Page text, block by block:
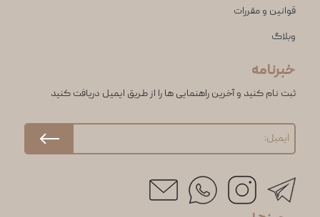
قوانین و مقررات
وبلاگ
خبرنامه
ثبت نام کنید و آخرین راهنمایی ها را از طریق ایمیل دریافت کنید